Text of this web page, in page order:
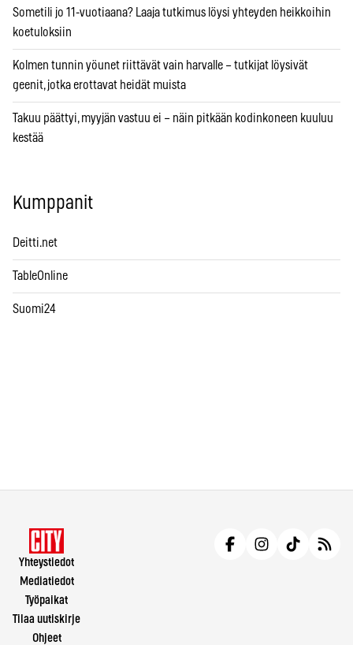
Sometili jo 11-vuotiaana? Laaja tutkimus löysi yhteyden heikkoihin
koetuloksiin
Kolmen tunnin yöunet riittävät vain harvalle – tutkijat löysivät
geenit, jotka erottavat heidät muista
Takuu päättyi, myyjän vastuu ei – näin pitkään kodinkoneen kuuluu
kestää
Kumppanit
Deitti.net
TableOnline
Suomi24
Yhteystiedot
Mediatiedot
Työpaikat
Tilaa uutiskirje
Ohjeet